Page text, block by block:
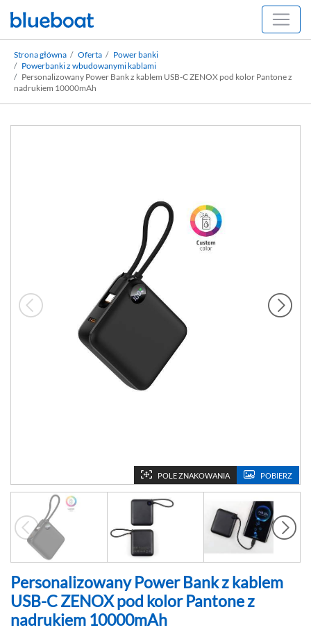
Strona główna Oferta
Power banki
Powerbanki z wbudowanymi kablami
Personalizowany Power Bank z kablem USB-C ZENOX pod kolor Pantone z
nadrukiem 10000mAh
POLE ZNAKOWANIA POBIERZ
Personalizowany Power Bank z kablem
USB-C ZENOX pod kolor Pantone z
nadrukiem 10000mAh